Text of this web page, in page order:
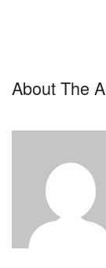
About The